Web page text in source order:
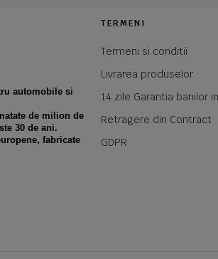
automobile si
de milion de
30 de ani.
fabricate
TERMENI
Termeni si conditii
Livrarea produselor
14 zile Garantia banilor
Retragere din Contract
GDPR